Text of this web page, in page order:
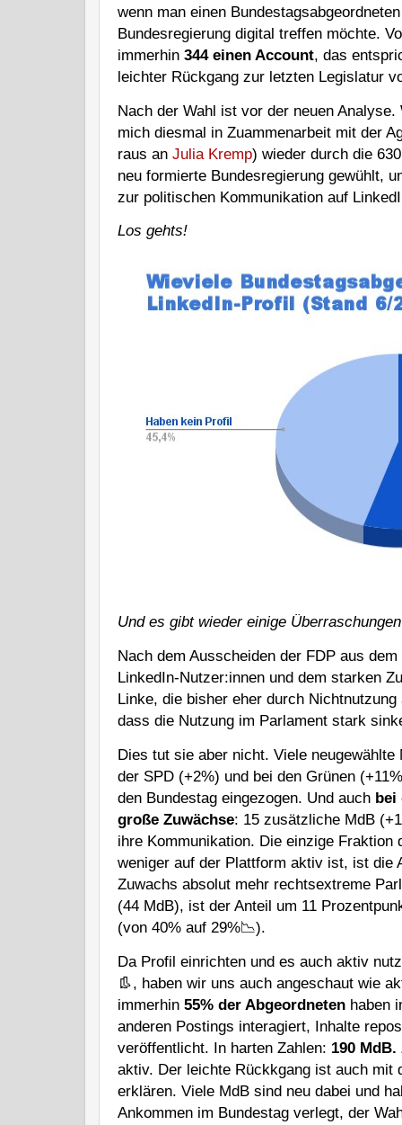
wenn man einen
Bundesregierung digital treffen möchte.
immerhin 344 einen Account, das
leichter Rückgang zur letzten Legislatur
Nach der Wahl ist vor der neuen
mich diesmal in Zuammenarbeit mit der
raus an Julia Kremp) wieder durch die
neu formierte Bundesregierung gewühlt,
zur politischen Kommunikation auf
Los gehts!
Und es gibt wieder einige
Nach dem Ausscheiden der FDP aus
LinkedIn-Nutzer:innen und dem starken
Linke, die bisher eher durch
dass die Nutzung im Parlament stark
Dies tut sie aber nicht. Viele
der SPD (+2%) und bei den Grünen
den Bundestag eingezogen. Und auch bei
große Zuwächse: 15 zusätzliche MdB
ihre Kommunikation. Die einzige Fraktion
weniger auf der Plattform aktiv ist, ist die
Zuwachs absolut mehr rechtsextreme
(44 MdB), ist der Anteil um 11
(von 40% auf 29%📉).
Da Profil einrichten und es auch aktiv
👢, haben wir uns auch angeschaut wie
immerhin 55% der Abgeordneten haben
anderen Postings interagiert, Inhalte
veröffentlicht. In harten Zahlen: 190 MdB.
aktiv. Der leichte Rückkgang ist auch mit
erklären. Viele MdB sind neu dabei und
Ankommen im Bundestag verlegt, der